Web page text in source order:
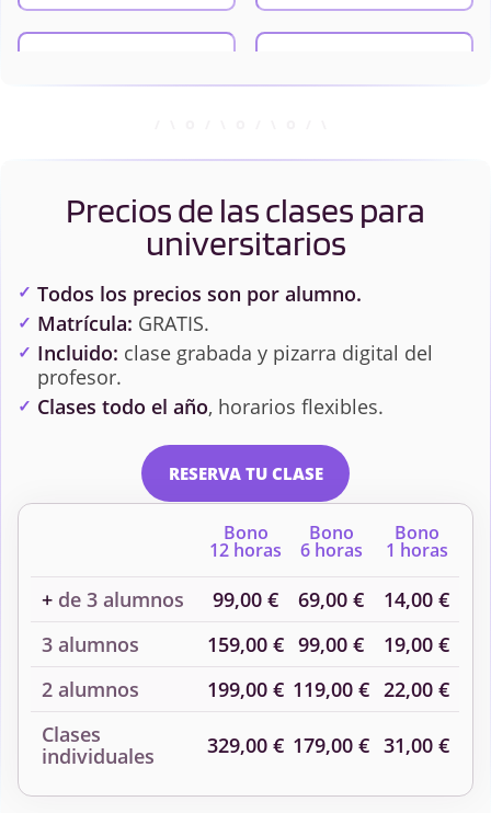
Inversión
Econometría II
Estadística
Información No
Financiera
Mundial y de la Unión
Fiscalidad
Empresarial I
Fiscalidad
Empresarial II
Fundamentos de
Historia Económica
Introducción a la
Contabilidad
Macroeconomía
Empresariales I
Empresariales II
Precios de las clases para
universitarios
Todos los precios son por alumno.
Matrícula: GRATIS.
Incluido: clase grabada y pizarra digital del
profesor.
Clases todo el año, horarios flexibles.
RESERVA TU CLASE
Bono
12 horas
Bono
6 horas
Bono
1 horas
+ de 3 alumnos 99,00 € 69,00 €
14,00 €
3 alumnos
159,00 € 99,00 €
19,00 €
2 alumnos
199,00 € 119,00 € 22,00 €
Clases
individuales
329,00 € 179,00 € 31,00 €